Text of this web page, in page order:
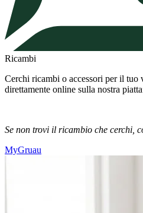
Ricambi
Cerchi ricambi o accessori per il tuo
direttamente online sulla nostra
Se non trovi il ricambio che cerchi,
MyGruau